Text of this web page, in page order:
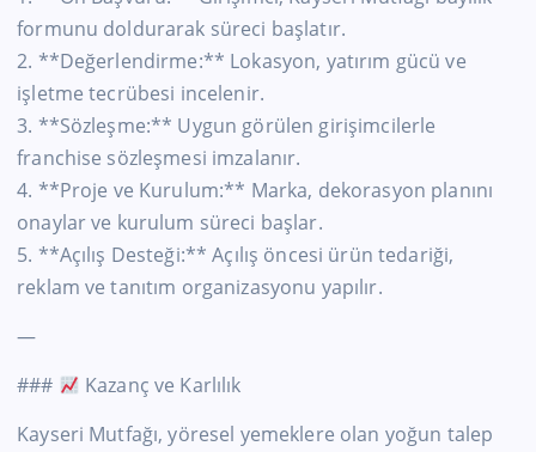
formunu doldurarak süreci başlatır.
2. **Değerlendirme:** Lokasyon, yatırım gücü ve
işletme tecrübesi incelenir.
3. **Sözleşme:** Uygun görülen girişimcilerle
franchise sözleşmesi imzalanır.
4. **Proje ve Kurulum:** Marka, dekorasyon planını
onaylar ve kurulum süreci başlar.
5. **Açılış Desteği:** Açılış öncesi ürün tedariği,
reklam ve tanıtım organizasyonu yapılır.
—
###
Kazanç ve Karlılık
Kayseri Mutfağı, yöresel yemeklere olan yoğun talep